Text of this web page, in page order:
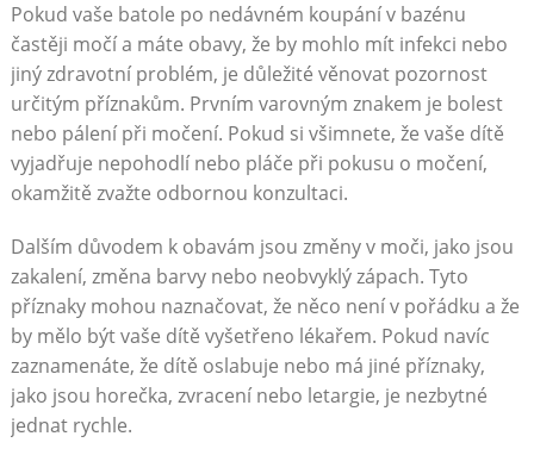
Pokud vaše batole po nedávném koupání v bazénu
častěji močí a máte obavy, že by mohlo mít infekci nebo
jiný zdravotní problém, je důležité věnovat pozornost
určitým příznakům. Prvním varovným znakem je bolest
nebo pálení při močení. Pokud si všimnete, že vaše dítě
vyjadřuje nepohodlí nebo pláče při pokusu o močení,
okamžitě zvažte odbornou konzultaci.
Dalším důvodem k obavám jsou změny v moči, jako jsou
zakalení, změna barvy nebo neobvyklý zápach. Tyto
příznaky mohou naznačovat, že něco není v pořádku a že
by mělo být vaše dítě vyšetřeno lékařem. Pokud navíc
zaznamenáte, že dítě oslabuje nebo má jiné příznaky,
jako jsou horečka, zvracení nebo letargie, je nezbytné
jednat rychle.